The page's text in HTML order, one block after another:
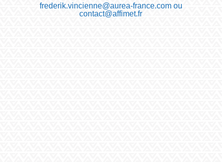
frederik.vincienne@aurea-france.com ou
contact@affimet.fr